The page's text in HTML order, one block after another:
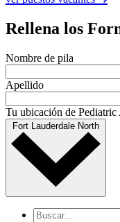
Rellena los
Nombre de pila
Apellido
Tu ubicación de Pediatric
Fort Lauderdale North